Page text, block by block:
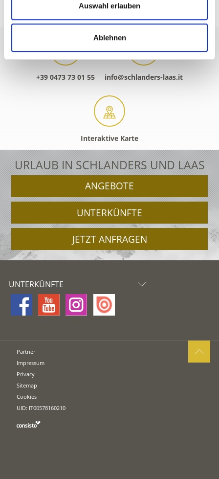
Auswahl erlauben
Ablehnen
TOP EVENTS
+39 0473 73 01 55 info@schlanders-laas.it
Interaktive Karte
URLAUB IN SCHLANDERS UND LAAS
ANGEBOTE
UNTERKÜNFTE
JETZT ANFRAGEN
UNTERKÜNFTE
Partner
Impressum
Privacy
Sitemap
Cookies
UID: IT00578160210